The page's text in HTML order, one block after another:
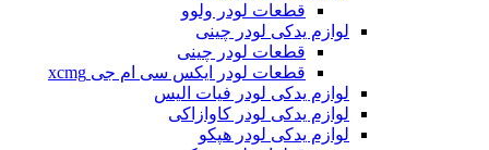
قطعات لودر ولوو
لوازم یدکی لودر چینی
قطعات لودر چینی
قطعات لودر ایکس سی ام جی xcmg
لوازم یدکی لودر فیات الیس
لوازم یدکی لودر کاوازاکی
لوازم یدکی لودر هپکو